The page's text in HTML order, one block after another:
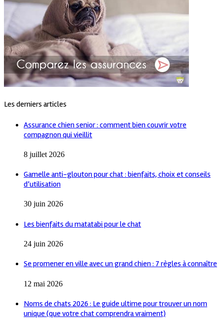
Les derniers articles
Assurance chien senior : comment bien couvrir votre
compagnon qui vieillit
8 juillet 2026
Gamelle anti-glouton pour chat : bienfaits, choix et conseils
d’utilisation
30 juin 2026
Les bienfaits du matatabi pour le chat
24 juin 2026
Se promener en ville avec un grand chien : 7 règles à connaître
12 mai 2026
Noms de chats 2026 : Le guide ultime pour trouver un nom
unique (que votre chat comprendra vraiment)